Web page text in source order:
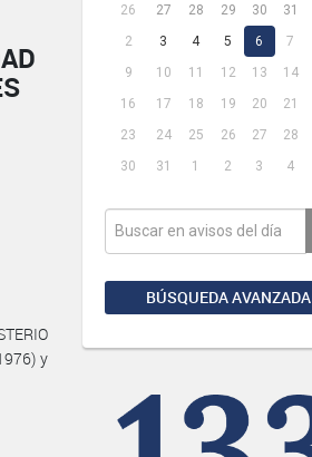
26 27 28 29 30 31
2
3 4 5 6 7
9
10 11 12 13 14
16
17 18 19 20 21
23
24 25 26 27 28
30
31 1 2 3 4
BÚSQUEDA AVANZADA
y